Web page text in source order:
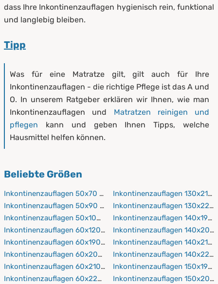
dass Ihre Inkontinenzauflagen hygienisch rein, funktional
und langlebig bleiben.
Tipp
Was für eine Matratze gilt, gilt auch für Ihre
Inkontinenzauflagen - die richtige Pflege ist das A und
O. In unserem Ratgeber erklären wir Ihnen, wie man
Inkontinenzauflagen und Matratzen reinigen und
pflegen kann und geben Ihnen Tipps, welche
Hausmittel helfen können.
Beliebte Größen
Inkontinenzauflagen 50x70 cm
Inkontinenzauflagen 50x90 cm
Inkontinenzauflagen 50x100 cm
Inkontinenzauflagen 60x120 cm
Inkontinenzauflagen 60x190 cm
Inkontinenzauflagen 60x200 cm
Inkontinenzauflagen 60x210 cm
Inkontinenzauflagen 60x220 cm
Inkontinenzauflagen 130x210
Inkontinenzauflagen 130x220
Inkontinenzauflagen 140x190
Inkontinenzauflagen 140x200
Inkontinenzauflagen 140x210
Inkontinenzauflagen 140x220
Inkontinenzauflagen 150x190
Inkontinenzauflagen 150x200